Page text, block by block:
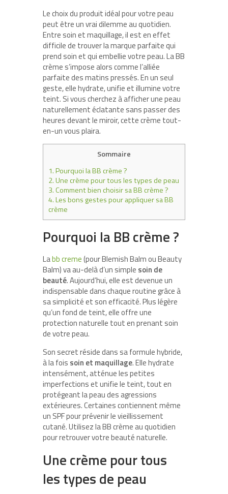
Le choix du produit idéal pour votre peau
peut être un vrai dilemme au quotidien.
Entre soin et maquillage, il est en effet
difficile de trouver la marque parfaite qui
prend soin et qui embellie votre peau. La BB
crème s’impose alors comme l’alliée
parfaite des matins pressés. En un seul
geste, elle hydrate, unifie et illumine votre
teint. Si vous cherchez à afficher une peau
naturellement éclatante sans passer des
heures devant le miroir, cette crème tout-
en-un vous plaira.
Sommaire
1.Pourquoi la BB crème ?
2.Une crème pour tous les types de peau
3.Comment bien choisir sa BB crème ?
4.Les bons gestes pour appliquer sa BB
crème
Pourquoi la BB crème ?
Labb creme(pour Blemish Balm ou Beauty
Balm) va au-delà d’un simple soin de
beauté. Aujourd’hui, elle est devenue un
indispensable dans chaque routine grâce à
sa simplicité et son efficacité. Plus légère
qu’un fond de teint, elle offre une
protection naturelle tout en prenant soin
de votre peau.
Son secret réside dans sa formule hybride,
à la fois soin et maquillage. Elle hydrate
intensément, atténue les petites
imperfections et unifie le teint, tout en
protégeant la peau des agressions
extérieures. Certaines contiennent même
un SPF pour prévenir le vieillissement
cutané. Utilisez la BB crème au quotidien
pour retrouver votre beauté naturelle.
Une crème pour tous
les types de peau